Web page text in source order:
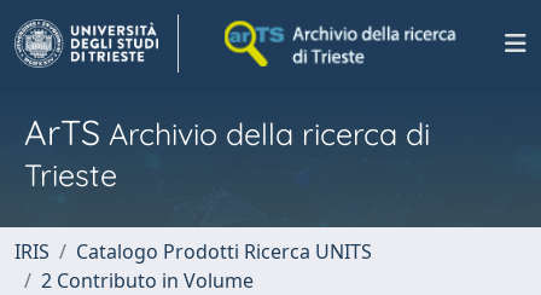
ArTS Archivio della ricerca di
Trieste
IRIS
Catalogo Prodotti Ricerca UNITS
2 Contributo in Volume